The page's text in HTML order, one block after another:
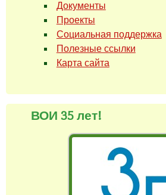
Документы
Проекты
Социальная поддержка
Полезные ссылки
Карта сайта
ВОИ 35 лет!